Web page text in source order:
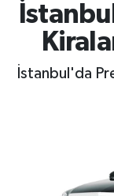
İstanbul'da